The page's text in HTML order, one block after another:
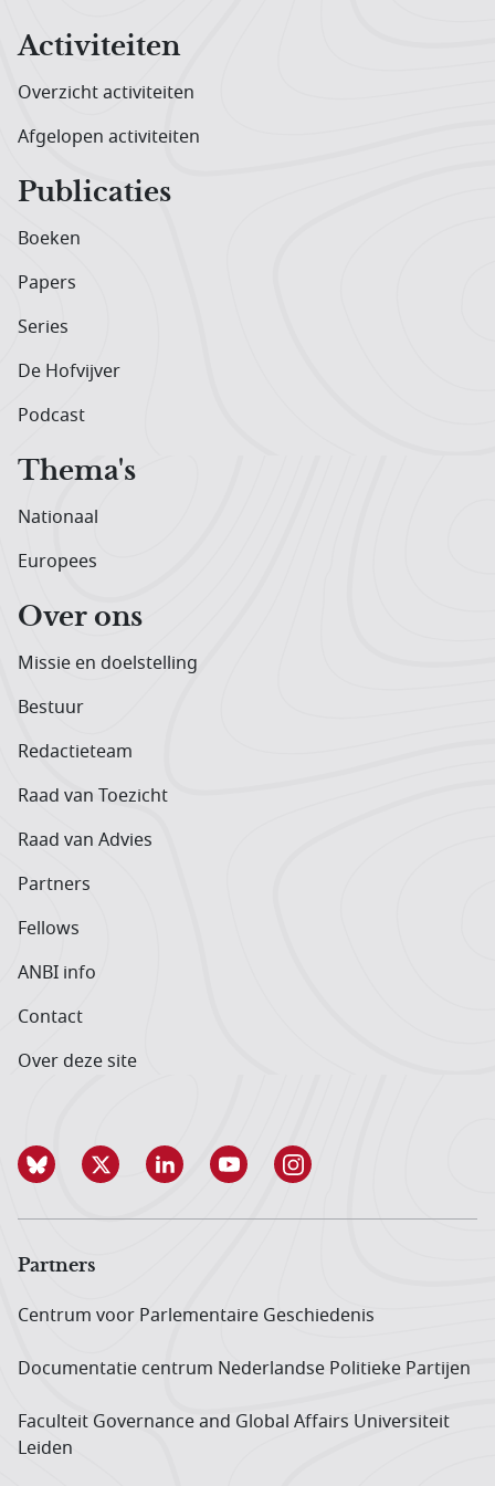
Activiteiten
Overzicht activiteiten
Afgelopen activiteiten
Publicaties
Boeken
Papers
Series
De Hofvijver
Podcast
Thema's
Nationaal
Europees
Over ons
Missie en doelstelling
Bestuur
Redactieteam
Raad van Toezicht
Raad van Advies
Partners
Fellows
ANBI info
Contact
Over deze site
Partners
Centrum voor Parlementaire Geschiedenis
Documentatie centrum Neder­landse Politieke Partijen
Faculteit Governance and Global Affairs Universiteit
Leiden